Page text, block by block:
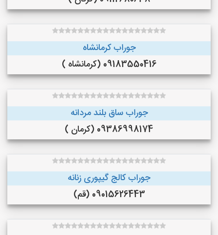
جوراب کرمانشاه
09183550416 (کرمانشاه )
جوراب ساق بلند مردانه
09386998174 (کرمان )
جوراب کالج گیپوری زنانه
09015626443 (قم)